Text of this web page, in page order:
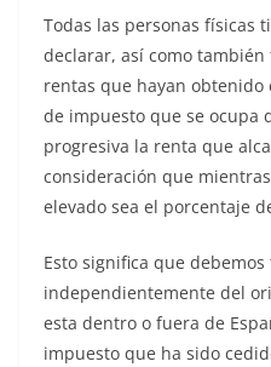
Todas las personas físicas
declarar, así como
rentas que hayan obtenido
de impuesto que se ocupa
progresiva la renta que
consideración que
elevado sea el porcentaje
Esto significa que
independientemente del
esta dentro o fuera de
impuesto que ha sido